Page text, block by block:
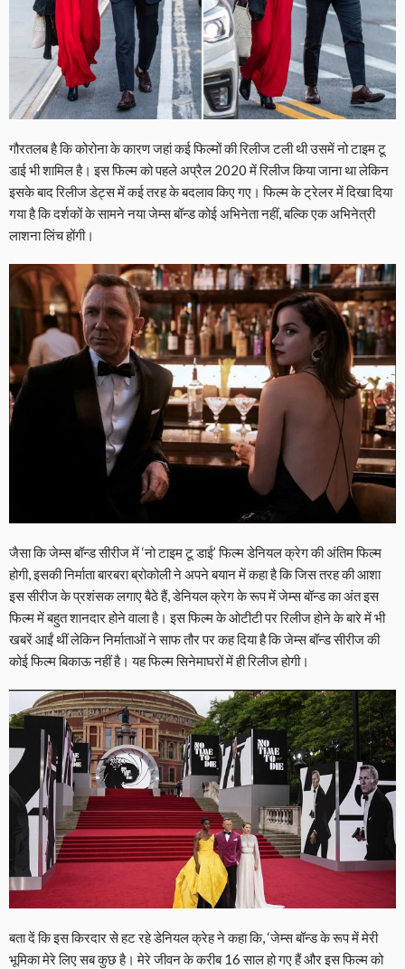
गौरतलब है कि कोरोना के कारण जहां कई फिल्मों की रिलीज टली थी उसमें नो टाइम टू
डाई भी शामिल है। इस फिल्म को पहले अप्रैल 2020 में रिलीज किया जाना था लेकिन
इसके बाद रिलीज डेट्स में कई तरह के बदलाव किए गए। फिल्म के ट्रेलर में दिखा दिया
गया है कि दर्शकों के सामने नया जेम्स बॉन्ड कोई अभिनेता नहीं, बल्कि एक अभिनेत्री
लाशना लिंच होंगी।
जैसा कि जेम्स बॉन्ड सीरीज में ‘नो टाइम टू डाई’ फिल्म डेनियल क्रेग की अंतिम फिल्म
होगी, इसकी निर्माता बारबरा ब्रोकोली ने अपने बयान में कहा है कि जिस तरह की आशा
इस सीरीज के प्रशंसक लगाए बैठे हैं, डेनियल क्रेग के रूप में जेम्स बॉन्ड का अंत इस
फिल्म में बहुत शानदार होने वाला है। इस फिल्म के ओटीटी पर रिलीज होने के बारे में भी
खबरें आईं थीं लेकिन निर्माताओं ने साफ तौर पर कह दिया है कि जेम्स बॉन्ड सीरीज की
कोई फिल्म बिकाऊ नहीं है। यह फिल्म सिनेमाघरों में ही रिलीज होगी।
बता दें कि इस किरदार से हट रहे डेनियल क्रेह ने कहा कि, ‘जेम्स बॉन्ड के रूप में मेरी
भूमिका मेरे लिए सब कुछ है। मेरे जीवन के करीब 16 साल हो गए हैं और इस फिल्म को